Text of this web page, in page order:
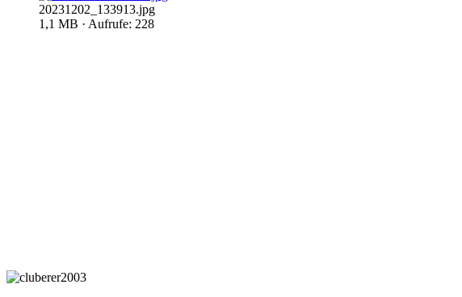
20231202_133913.jpg
1,1 MB · Aufrufe: 228